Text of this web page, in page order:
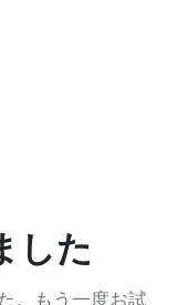
した
。もう一度お試